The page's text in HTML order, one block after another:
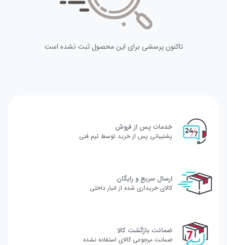
تاکنون پرسشی برای این محصول ثبت نشده است
خدمات پس از فروش
پشتیبانی پس از خرید توسط تیم فنی
ارسال سریع و رایگان
کالای خریداری شده از انبار داخلی
ضمانت بازگشت کالا
ضمانت مرجوعی کالای استفاده نشده